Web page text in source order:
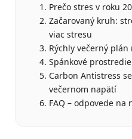
Prečo stres v roku
Začarovaný kruh:
viac stresu
Rýchly večerný
Spánkové
Carbon Antistress
večernom napätí
FAQ – odpovede na